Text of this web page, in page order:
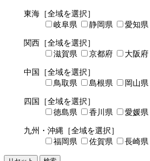
東海 ［全域を選択］
岐阜県
静岡県 愛知県
関西 ［全域を選択］
滋賀県
京都府 大阪府
中国
［全域を選択］
鳥取県
島根県 岡山県
四国
［全域を選択］
徳島県
香川県 愛媛県
九州・沖縄 ［全域を選択］
福岡県
佐賀県 長崎県